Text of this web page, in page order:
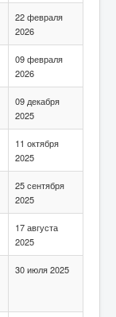
22 февраля
2026
09 февраля
2026
09 декабря
2025
11 октября
2025
25 сентября
2025
17 августа
2025
30 июля 2025